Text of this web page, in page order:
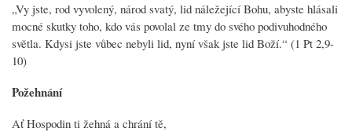
„Vy jste, rod vyvolený, národ svatý, lid náležející Bohu, abyste hlásali
mocné skutky toho, kdo vás povolal ze tmy do svého podivuhodného
světla. Kdysi jste vůbec nebyli lid, nyní však jste lid Boží.“ (1 Pt 2,9-
10)
Požehnání
Ať Hospodin ti žehná a chrání tě,